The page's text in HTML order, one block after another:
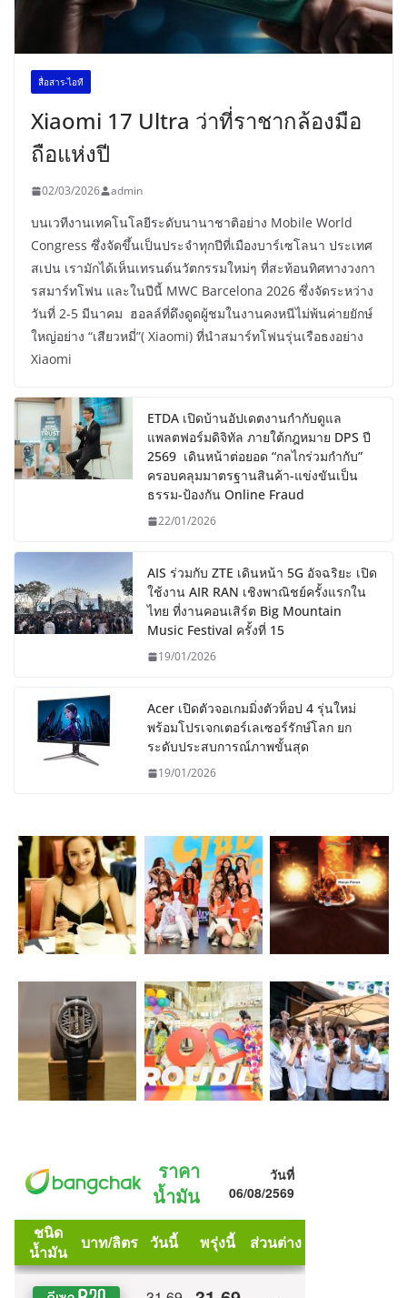
สื่อสาร-ไอที
Xiaomi 17 Ultra ว่าที่ราชากล้องมือ
ถือแห่งปี
02/03/2026 admin
บนเวทีงานเทคโนโลยีระดับนานาชาติอย่าง Mobile World
Congress ซึ่งจัดขึ้นเป็นประจำทุกปีที่เมืองบาร์เซโลนา ประเทศ
สเปน เรามักได้เห็นเทรนด์นวัตกรรมใหม่ๆ ที่สะท้อนทิศทางวงกา
รสมาร์ทโฟน และในปีนี้ MWC Barcelona 2026 ซึ่งจัดระหว่าง
วันที่ 2-5 มีนาคม ฮอลล์ที่ดึงดูดผู้ชมในงานคงหนีไม่พ้นค่ายยักษ์
ใหญ่อย่าง “เสียวหมี่”( Xiaomi) ที่นำสมาร์ทโฟนรุ่นเรือธงอย่าง
Xiaomi
ETDA เปิดบ้านอัปเดตงานกำกับดูแล
แพลตฟอร์มดิจิทัล ภายใต้กฎหมาย DPS ปี
2569 เดินหน้าต่อยอด “กลไกร่วมกำกับ”
ครอบคลุมมาตรฐานสินค้า-แข่งขันเป็น
ธรรม-ป้องกัน Online Fraud
22/01/2026
AIS ร่วมกับ ZTE เดินหน้า 5G อัจฉริยะ เปิด
ใช้งาน AIR RAN เชิงพาณิชย์ครั้งแรกใน
ไทย ที่งานคอนเสิร์ต Big Mountain
Music Festival ครั้งที่ 15
19/01/2026
Acer เปิดตัวจอเกมมิ่งตัวท็อป 4 รุ่นใหม่
พร้อมโปรเจกเตอร์เลเซอร์รักษ์โลก ยก
ระดับประสบการณ์ภาพขั้นสุด
19/01/2026